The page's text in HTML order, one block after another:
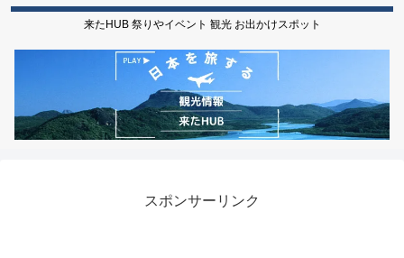
来たHUB 祭りやイベント 観光 お出かけスポット
スポンサーリンク